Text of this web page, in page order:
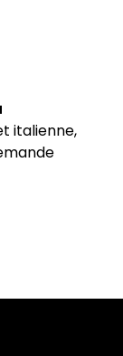
italienne,